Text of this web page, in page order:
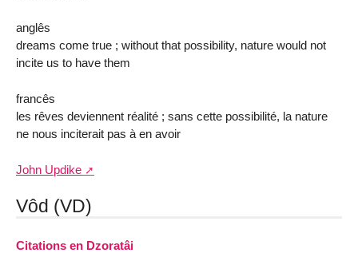
anglês
dreams come true ; without that possibility, nature would not
incite us to have them
francês
les rêves deviennent réalité ; sans cette possibilité, la nature
ne nous inciterait pas à en avoir
John Updike
Vôd (VD)
Citations en Dzoratâi